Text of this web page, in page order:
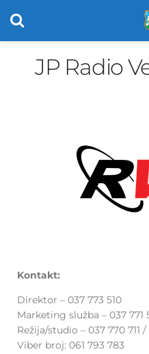
JP Radio
Kontakt:
Direktor – 037 773 510
Marketing služba – 037 771
Režija/studio – 037 770 711 /
Viber broj: 061 793 783